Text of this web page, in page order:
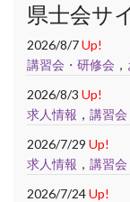
県士会サ
2026/8/7Up!
講習会・研修会 ，
2026/8/3 Up!
求人情報 ， 講習
2026/7/29 Up!
求人情報 ， 講習
2026/7/24Up!